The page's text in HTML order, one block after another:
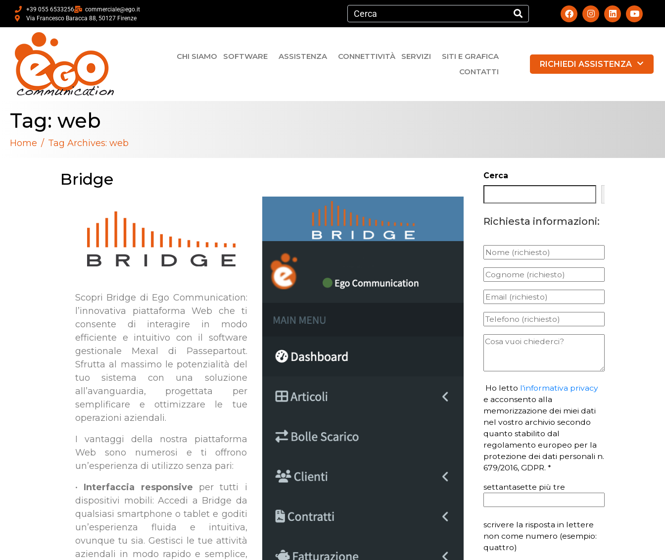
+39 055 6533256
commerciale@ego.it
Via Francesco Baracca 88, 50127 Firenze
CHI SIAMO SOFTWARE ASSISTENZA CONNETTIVITÀ SERVIZI
SITI E GRAFICA
CONTATTI
RICHIEDI ASSISTENZA
Tag: web
Home Tag Archives: web
Bridge
Scopri Bridge di Ego Communication:
l’innovativa piattaforma Web che ti
consente di interagire in modo
efficiente e intuitivo con il software
gestionale Mexal di Passepartout.
Sfrutta al massimo le potenzialità del
tuo sistema con una soluzione
all’avanguardia, progettata per
semplificare e ottimizzare le tue
operazioni aziendali.
I vantaggi della nostra piattaforma
Web sono numerosi e ti offrono
un’esperienza di utilizzo senza pari:
• Interfaccia responsive per tutti i
dispositivi mobili: Accedi a Bridge da
qualsiasi smartphone o tablet e goditi
un’esperienza fluida e intuitiva,
ovunque tu sia. Gestisci le tue attività
aziendali in modo rapido e semplice,
Cerca
Richiesta informazioni:
Ho letto l'informativa privacy
e acconsento alla
memorizzazione dei miei dati
nel vostro archivio secondo
quanto stabilito dal
regolamento europeo per la
protezione dei dati personali n.
679/2016, GDPR. *
settantasette più tre
scrivere la risposta in lettere
non come numero (esempio:
quattro)